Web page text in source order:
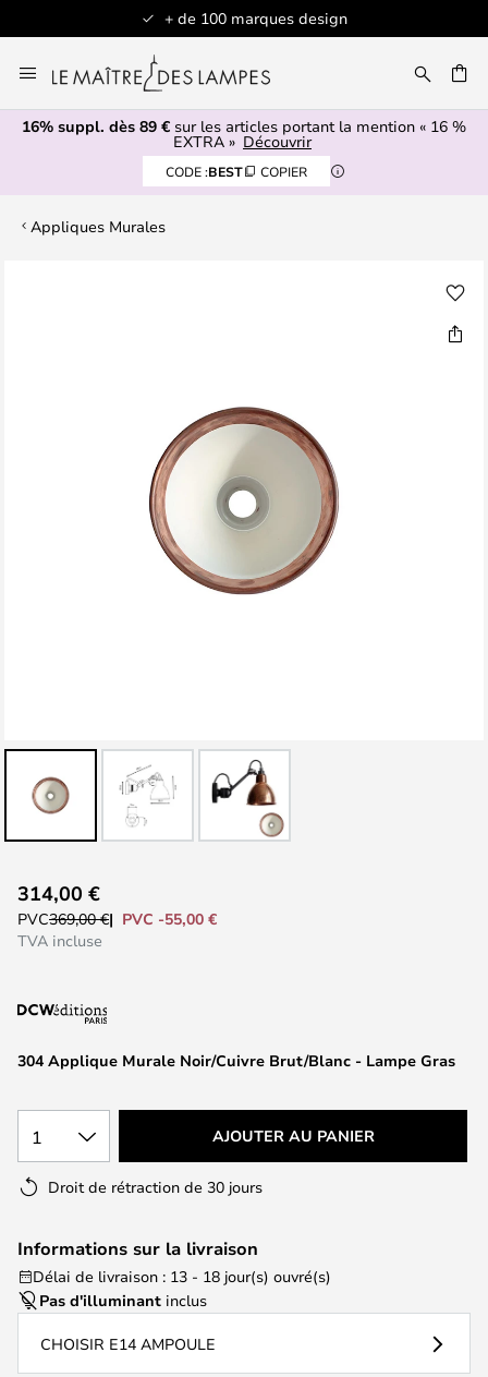
+ de 100 marques design
au
contenu
16% suppl. dès 89 € sur les articles portant la mention « 16 %
EXTRA » Découvrir
CODE :BEST COPIER
Appliques Murales
to
the
the
gallery
304 Applique Murale Noir/Cuivre Brut/Blanc - Lampe Gras
314,00 €
PVC369,00 €
PVC -55,00 €
TVA incluse
1 AJOUTER AU PANIER
Droit de rétraction de 30 jours
Informations sur la livraison
Délai de livraison : 13 - 18 jour(s) ouvré(s)
Pas d'illuminant inclus
CHOISIR E14 AMPOULE